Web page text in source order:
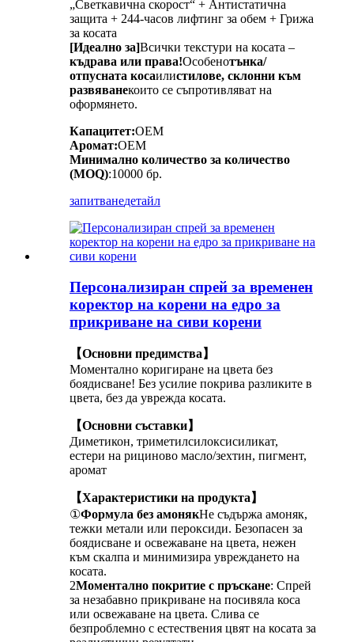
„Светкавична скорост“ + Антистатична
защита + 244-часов лифтинг за обем + Грижа
за косата
[Идеално за]Всички текстури на косата –
къдрава или права!Особенотънка/
отпусната косаилистилове, склонни към
развяванекоито се съпротивляват на
оформянето.
Капацитет:OEM
Аромат:OEM
Минимално количество за количество
(MOQ):10000 бр.
запитванедетайл
Персонализиран спрей за временен
коректор на корени на едро за
прикриване на сиви корени
【Основни предимства】
Моментално коригиране на цвета без
боядисване! Без усилие покрива разликите в
цвета, без да уврежда косата.
【Основни съставки】
Диметикон, триметилсилоксисиликат,
естери на рициново масло/зехтин, пигмент,
аромат
【Характеристики на продукта】
①Формула без амонякНе съдържа амоняк,
тежки метали или пероксиди. Безопасен за
боядисване и освежаване на цвета, нежен
към скалпа и минимизира увреждането на
косата.
2Моментално покритие с пръскане: Спрей
за незабавно прикриване на посивяла коса
или освежаване на цвета. Слива се
безпроблемно с естествения цвят на косата за